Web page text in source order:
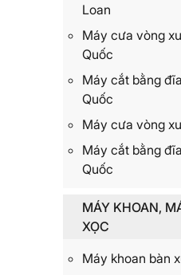
Loan
Máy cưa vòng
Quốc
Máy cắt bằng
Quốc
Máy cưa vòng
Máy cắt bằng
Quốc
MÁY KHOAN,
XỌC
Máy khoan bàn